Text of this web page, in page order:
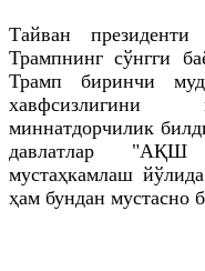
Тайван
Трампнинг сўнгги
Трамп биринчи
хавфсизлигини
миннатдорчилик
давлатлар
мустаҳкамлаш
ҳам бундан мустасно